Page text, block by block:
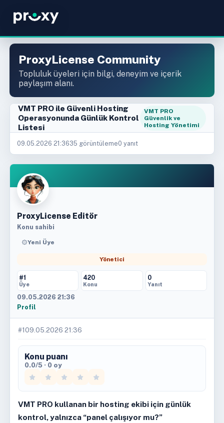
ProxyLicense Community
Topluluk üyeleri için bilgi, deneyim ve içerik
paylaşım alanı.
VMT PRO ile Güvenli Hosting
Operasyonunda Günlük Kontrol
Listesi
VMT PRO
Güvenlik ve
Hosting Yönetimi
09.05.2026 21:3635 görüntüleme0 yanıt
ProxyLicense Editör
Konu sahibi
Yeni Üye
Yönetici
#1
Üye
420
Konu
0
Yanıt
09.05.2026 21:36
Profil
#1 09.05.2026 21:36
Konu puanı
0.0/5 · 0 oy
VMT PRO kullanan bir hosting ekibi için günlük
kontrol, yalnızca “panel çalışıyor mu?”